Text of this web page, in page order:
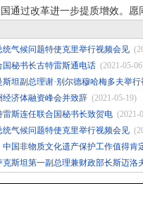
通过改革进一步提质增效。
统气候问题特使克里举行视频会见
国秘书长古特雷斯通电话 (2021-05-
坦副总理谢·别尔德穆哈梅多夫举行
经济体融资峰会并致辞 (2021-05-19)
雷斯连任联合国秘书长致贺电 (2021-
统气候问题特使克里举行视频会见
中国非物质文化遗产保护工作值得肯
克斯坦第一副总理兼财政部长斯迈洛